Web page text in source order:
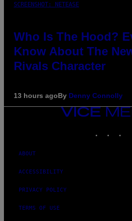
SCREENSHOT: NETEASE
Who Is The Hood?
Know About The
Rivals Character
13 hours agoBy Denny Connolly
VICE
MEDIA
ABOUT
ACCESSIBILITY
PRIVACY POLICY
TERMS OF USE